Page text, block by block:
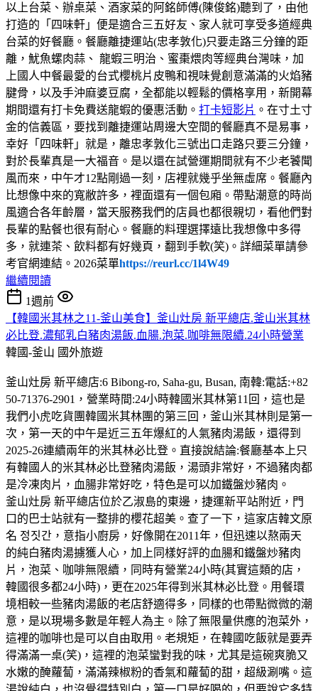
以上台菜、辦桌菜、酒家菜的阿銘師傅(陳俊銘)聽到了，由他
打造的「四味軒」便是適合三五好友、家人就可享受多道經典
台菜的好餐廳。餐廳離捷運站(忠孝敦化)只要走路三分鐘的距
離，魷魚螺肉蒜、 龍蝦三明治、蜜棗煨肉等經典台灣味，加
上國人中餐最愛的台式櫻桃片皮鴨和視味覺創意滿滿的火焰豬
腱骨，以及手沖麻婆豆腐，全都能以輕鬆的價格享用，新開幕
期間還有打卡免費送龍蝦的優惠活動。 打卡短影片 。在寸土寸
金的信義區，要找到離捷運站周邊大空間的餐廳真不是易事，
幸好「四味軒」就是，離忠孝敦化三號出口走路只要三分鐘，
對於長輩真是一大福音。是以還在試營運期間就有不少老饕聞
風而來，中午才12點剛過一刻，店裡就幾乎坐無虛席。餐廳內
比想像中來的寬敝許多，裡面還有一個包廂。帶點潮意的時尚
風適合各年齡層，當天服務我們的店員也都很親切，看他們對
長輩的點餐也很有耐心。餐廳的料理選擇遠比我想像中多得
多，就連茶、飲料都有好幾頁，翻到手軟(笑)。詳細菜單請參
考官網連結。2026菜單https://reurl.cc/1l4W49
繼續閱讀
1週前
【韓國米其林之11-釜山美食】釜山灶房 新平總店.釜山米其林
必比登.濃郁乳白豬肉湯飯.血腸.泡菜.咖啡無限續.24小時營業
韓國-釜山 國外旅遊
釜山灶房 新平總店:6 Bibong-ro, Saha-gu, Busan, 南韓:電話:+82
50-71376-2901，營業時間:24小時韓國米其林第11回，這也是
我們小虎吃貨團韓國米其林團的第三回，釜山米其林則是第一
次，第一天的中午是近三五年爆紅的人氣豬肉湯飯，還得到
2025-26連續兩年的米其林必比登。直接說結論:餐廳基本上只
有韓國人的米其林必比登豬肉湯飯，湯頭非常好，不過豬肉都
是冷凍肉片，血腸非常好吃，特色是可以加鐵盤炒豬肉。
釜山灶房 新平總店位於乙淑島的東邊，捷運新平站附近，門
口的巴士站就有一整排的櫻花超美。查了一下，這家店韓文原
名 정짓간，意指小廚房，好像開在2011年，但迅速以熬兩天
的純白豬肉湯擄獲人心，加上同樣好評的血腸和鐵盤炒豬肉
片，泡菜、咖啡無限續，同時有營業24小時(其實這類的店，
韓國很多都24小時)，更在2025年得到米其林必比登。用餐環
境相較一些豬肉湯飯的老店舒適得多，同樣的也帶點微微的潮
意，是以現場多數是年輕人為主。除了無限量供應的泡菜外，
這裡的咖啡也是可以自由取用。老規矩，在韓國吃飯就是要弄
得滿滿一桌(笑)，這裡的泡菜蠻對我的味，尤其是這碗爽脆又
水嫩的醃蘿蔔，滿滿辣椒粉的香氣和蘿蔔的甜，超級涮嘴。這